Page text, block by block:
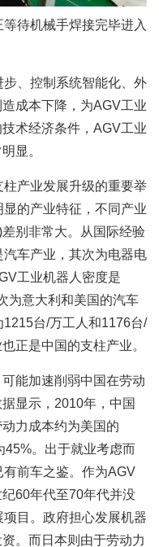
待机械手焊接完毕进入
、控制系统智能化、外
成本下降，为AGV工业
术经济条件，AGV工业
显。
产业发展升级的重要举
的产业特征，不同产业
别非常大。从国际经验
车产业，其次为电器电
工业机器人密度是
为意大利和美国的汽车
台/万工人和1176台/
正是中国的支柱产业。
能加速削弱中国在劳动
显示，2010年，中国
力成本约为美国的
45%。出于就业考虑而
前车之鉴。作为AGV
60年代至70年代并没
目。政府担心发展机器
。而日本则由于劳动力